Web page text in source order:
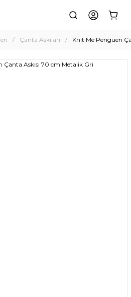
Çanta Askıları Knit Me Penguen